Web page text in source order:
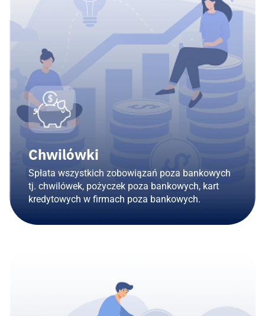
Chwilówki
Spłata wszystkich zobowiązań poza bankowych
tj. chwilówek, pożyczek poza bankowych, kart
kredytowych w firmach poza bankowych.